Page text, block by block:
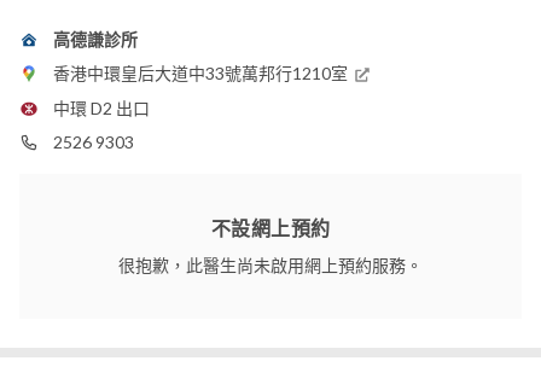
高德謙診所
香港中環皇后大道中33號萬邦行1210室
中環 D2 出口
2526 9303
不設網上預約
很抱歉，此醫生尚未啟用網上預約服務。